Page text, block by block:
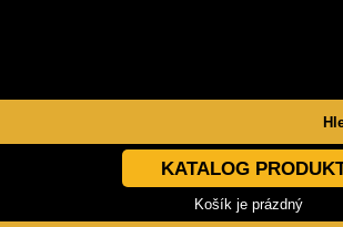
KATALOG
Košík je prázdný